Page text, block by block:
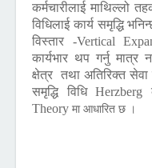
कर्मचारीलाई माथिल्लो
विधिलाई कार्य समृद्धि
विस्तार -Vertical
कार्यभार थप गर्नु मात्र
क्षेत्र तथा अतिरिक्त सेवा
समृद्धि विधिHerzberg
Theory मा आधारित छ ।